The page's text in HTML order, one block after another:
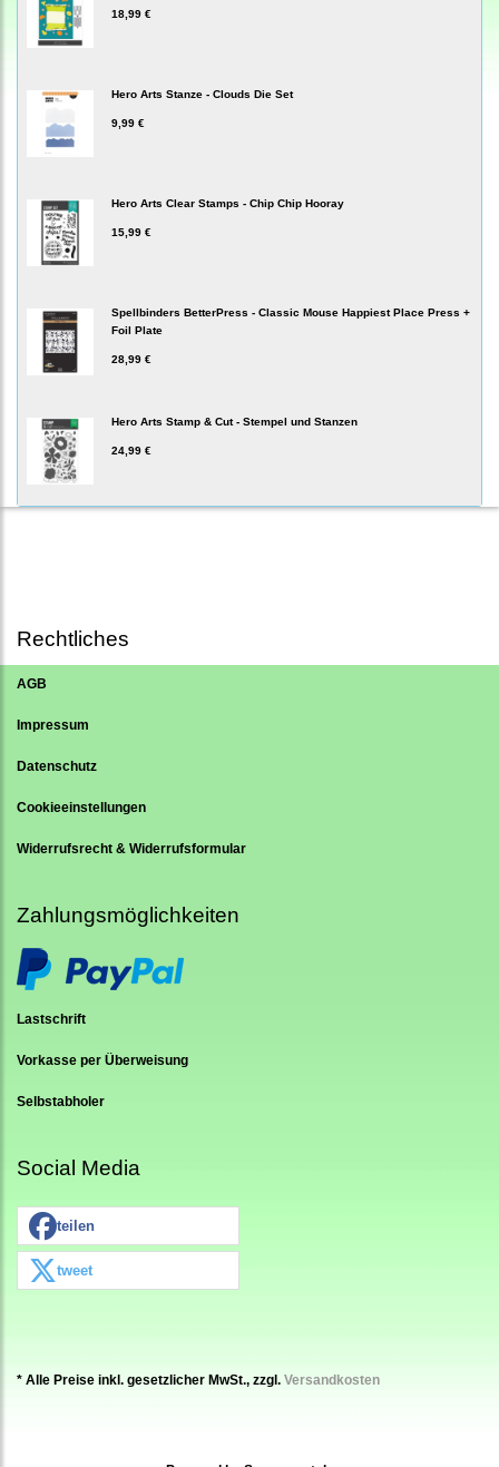
18,99 €
Hero Arts Stanze - Clouds Die Set
9,99 €
Hero Arts Clear Stamps - Chip Chip Hooray
15,99 €
Spellbinders BetterPress - Classic Mouse Happiest Place Press +
Foil Plate
28,99 €
Hero Arts Stamp & Cut - Stempel und Stanzen
24,99 €
Rechtliches
AGB
Impressum
Datenschutz
Cookieeinstellungen
Widerrufsrecht & Widerrufsformular
Zahlungsmöglichkeiten
Lastschrift
Vorkasse per Überweisung
Selbstabholer
Social Media
teilen
tweet
* Alle Preise inkl. gesetzlicher MwSt., zzgl. Versandkosten